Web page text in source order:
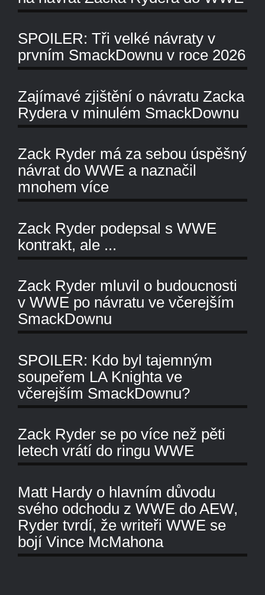
SPOILER: Tři velké návraty v
prvním SmackDownu v roce 2026
Zajímavé zjištění o návratu Zacka
Rydera v minulém SmackDownu
Zack Ryder má za sebou úspěšný
návrat do WWE a naznačil
mnohem více
Zack Ryder podepsal s WWE
kontrakt, ale ...
Zack Ryder mluvil o budoucnosti
v WWE po návratu ve včerejším
SmackDownu
SPOILER: Kdo byl tajemným
soupeřem LA Knighta ve
včerejším SmackDownu?
Zack Ryder se po více než pěti
letech vrátí do ringu WWE
Matt Hardy o hlavním důvodu
svého odchodu z WWE do AEW,
Ryder tvrdí, že writeři WWE se
bojí Vince McMahona